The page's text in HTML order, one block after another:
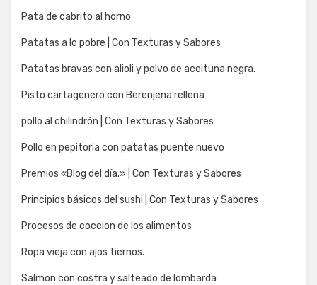
Pata de cabrito al horno
Patatas a lo pobre | Con Texturas y Sabores
Patatas bravas con alioli y polvo de aceituna negra.
Pisto cartagenero con Berenjena rellena
pollo al chilindrón | Con Texturas y Sabores
Pollo en pepitoria con patatas puente nuevo
Premios «Blog del día.» | Con Texturas y Sabores
Principios básicos del sushi | Con Texturas y Sabores
Procesos de coccion de los alimentos
Ropa vieja con ajos tiernos.
Salmon con costra y salteado de lombarda